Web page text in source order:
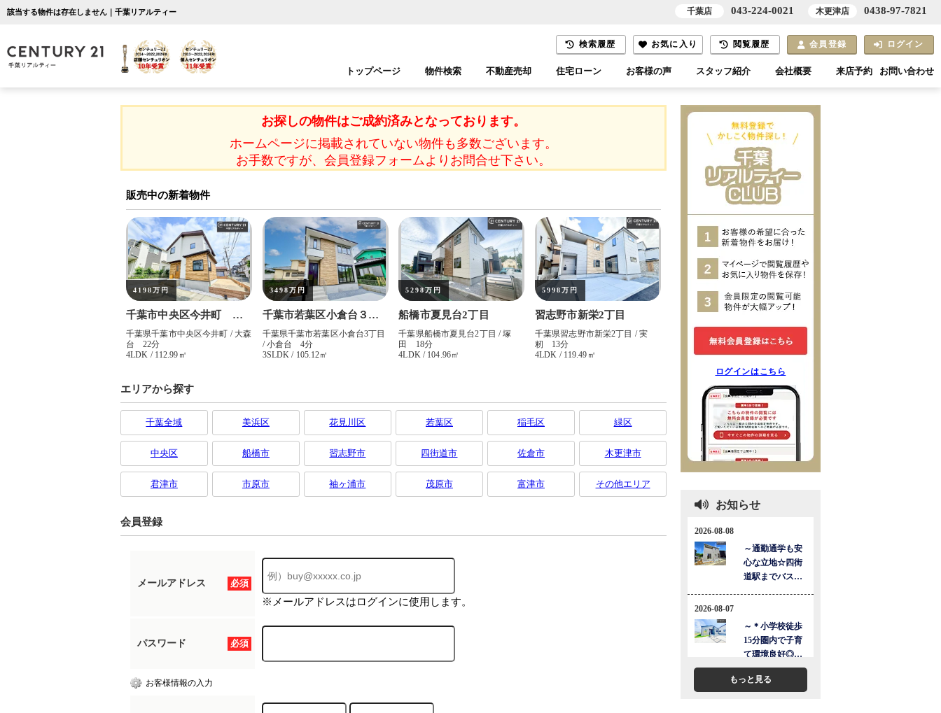
該当する物件は存在しません｜千葉リアルティー
検索履歴 お気に入り 閲覧履歴 会員登録 ログイン
トップページ 物件検索
千葉エリア 木更津エリア
不動産売却 住宅ローン お客様の声 スタッフ紹介 会社概要 来店予約 お問い合わせ
お探しの物件はご成約済みとなっております。
ホームページに掲載されていない物件も多数ございます。
お手数ですが、会員登録フォームよりお問合せ下さい。
エリアから探す
千葉全域 美浜区 花見川区 若葉区 稲毛区 緑区
中央区 船橋市 習志野市 四街道市 佐倉市 木更津市
君津市 市原市 袖ヶ浦市 茂原市 富津市 その他エリア
会員登録
必須
メールアドレス
※メールアドレスはログインに使用します。
必須
パスワード
お客様情報の入力
ログインはこちら
お知らせ
もっと見る
千葉店 043-224-0021 木更津店 0438-97-7821